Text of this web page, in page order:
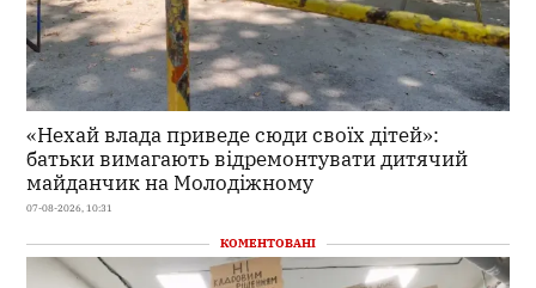
«Нехай влада приведе сюди своїх дітей»:
батьки вимагають відремонтувати дитячий
майданчик на Молодіжному
07-08-2026, 10:31
КОМЕНТОВАНІ